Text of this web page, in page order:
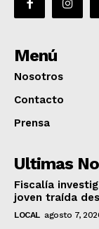
Menú
Nosotros
Contacto
Prensa
Ultimas
Fiscalía
joven traída
LOCAL agosto 7,